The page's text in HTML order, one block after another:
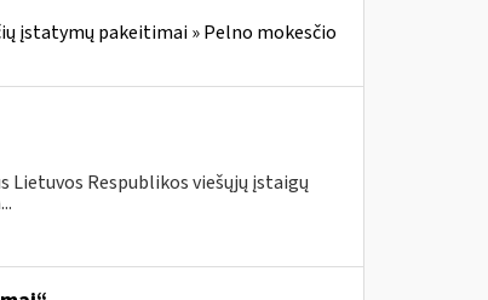
įstatymų pakeitimai » Pelno mokesčio
Lietuvos Respublikos viešųjų įstaigų